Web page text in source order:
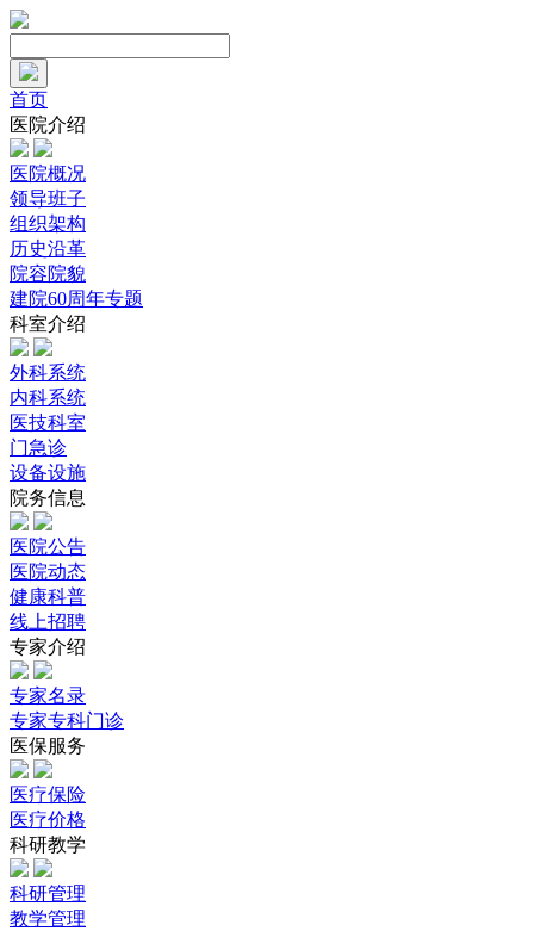
首页
医院介绍
医院概况
领导班子
组织架构
历史沿革
院容院貌
建院60周年专题
科室介绍
外科系统
内科系统
医技科室
门急诊
设备设施
院务信息
医院公告
医院动态
健康科普
线上招聘
专家介绍
专家名录
专家专科门诊
医保服务
医疗保险
医疗价格
科研教学
科研管理
教学管理